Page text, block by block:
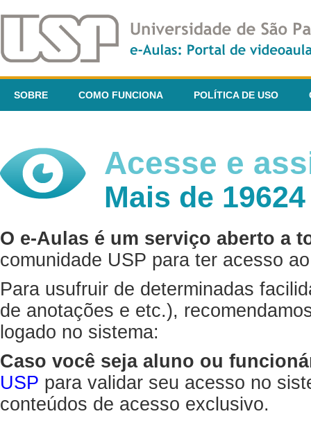
SOBRE COMO FUNCIONA POLÍTICA DE USO
Acesse e
Mais de
O e-Aulas é um serviço aberto a
comunidade USP para ter acesso
Para usufruir de determinadas
de anotações e etc.),
logado no sistema:
Caso você seja aluno ou
USP para validar seu acesso no
conteúdos de acesso exclusivo.